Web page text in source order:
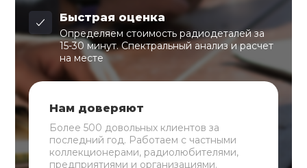
Быстрая оценка
Определяем стоимость радиодеталей за
15-30 минут. Спектральный анализ и расчет
на месте
Нам доверяют
Более 500 довольных клиентов за
последний год. Работаем с частными
коллекционерами, радиолюбителями,
предприятиями и организациями.